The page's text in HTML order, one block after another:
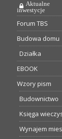
Aktualne
inwestycje
Forum TBS
Budowa domu
Działka
EBOOK
Wzory pism
Budownictwo
Księga
Wynajem